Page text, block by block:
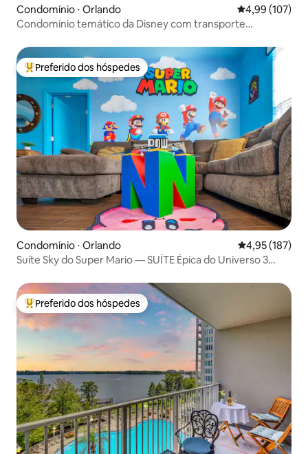
Condomínio ⋅ Orlando 4,99 de uma
4,99 (107)
Condomínio temático da Disney com transporte
Entre os melhores preferidos dos hóspedes
Preferido dos hóspedes
Condomínio ⋅ Orlando 4,95 de uma
4,95 (187)
Suíte Sky do Super Mario — SUÍTE Épica do Universo 3
Entre os melhores preferidos dos hóspedes
Preferido dos hóspedes